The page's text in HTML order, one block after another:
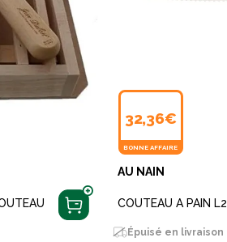
32,36€
BONNE AFFAIRE
AU NAIN
COUTEAU A PAIN
Épuisé en livraison